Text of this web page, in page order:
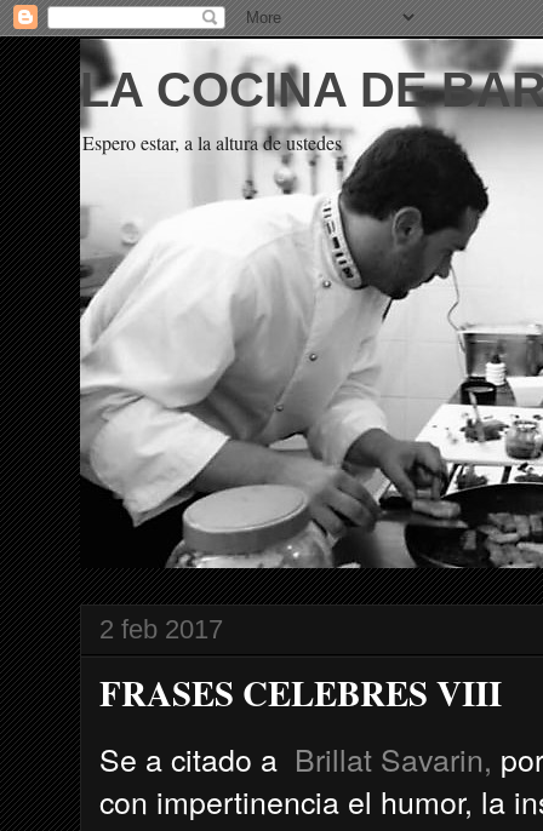
LA COCINA DE
Espero estar, a la altura de ustedes
2 feb 2017
FRASES CELEBRES VIII
Se a citado a Brillat Savarin,
con impertinencia el humor, la